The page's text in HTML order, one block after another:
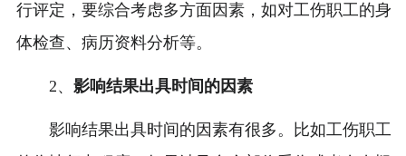
行评定，要综合考虑多方面因素，如对工伤职工的身
体检查、病历资料分析等。
2、 影响结果出具时间的因素
影响结果出具时间的因素有很多。比如工伤职工